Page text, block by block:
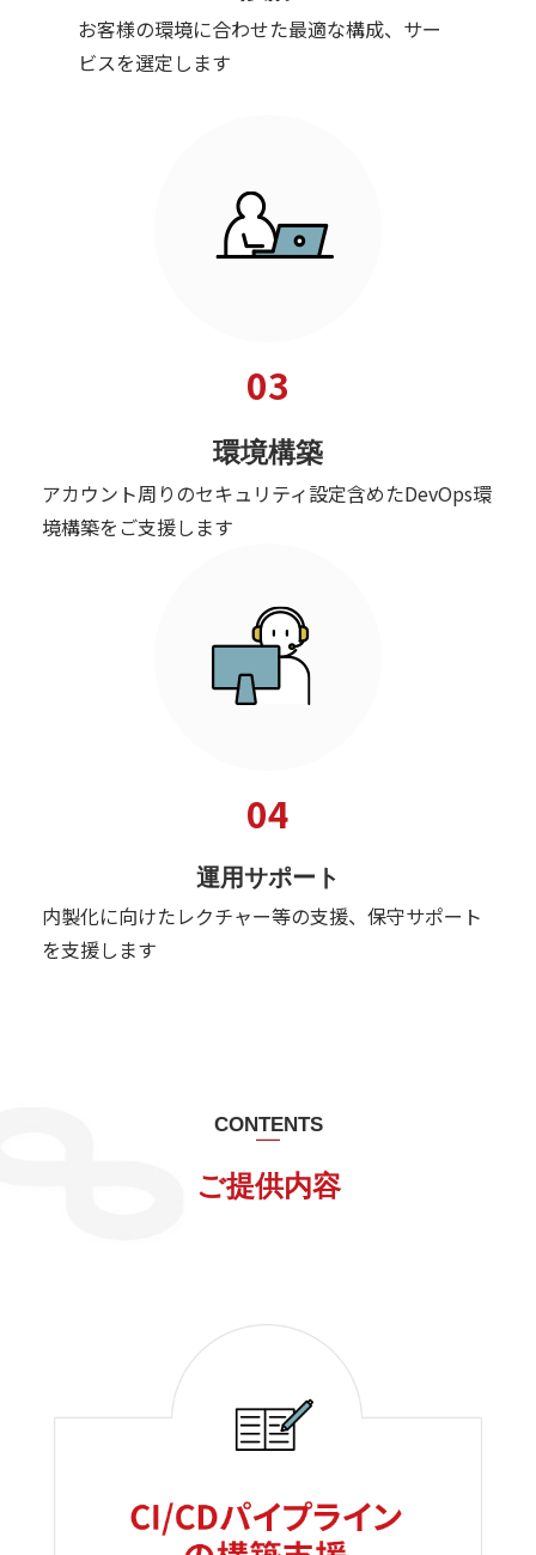
お客様の環境に合わせた最適な構成、サー
ビスを選定します
03
環境構築
アカウント周りのセキュリティ設定含めたDevOps環
境構築をご支援します
04
運用サポート
内製化に向けたレクチャー等の支援、保守サポート
を支援します
CONTENTS
ご提供内容